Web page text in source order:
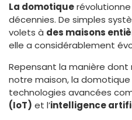
La domotique
décennies. De simples
volets à des maisons
elle a considérablement
Repensant la manière
notre maison, la domotique
technologies avancées
(IoT) et l’intelligence